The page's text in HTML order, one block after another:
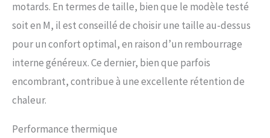
restent au chaud même dans des
conditions extrêmes Batterie
sûre : équipée de deux
puissantes batteries 7,4 V 2500
mAh certifiées pour la sécurité.
Le port de charge de type C
pratique permet une charge
motards. En termes de taille, bien que le modèle testé
soit en M, il est conseillé de choisir une taille au-dessus
pour un confort optimal, en raison d’un rembourrage
interne généreux. Ce dernier, bien que parfois
encombrant, contribue à une excellente rétention de
chaleur.
Performance thermique